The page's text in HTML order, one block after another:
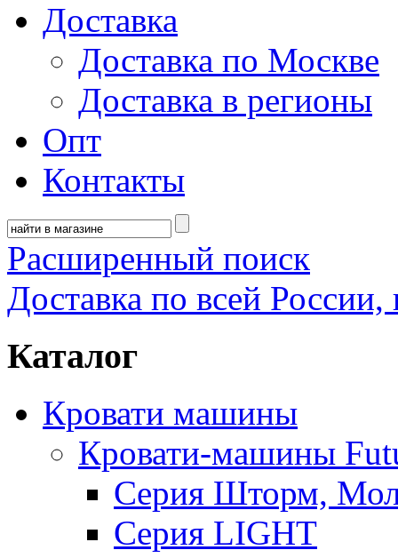
Доставка
Доставка по Москве
Доставка в регионы
Опт
Контакты
Расширенный поиск
Доставка по всей России,
Каталог
Кровати машины
Кровати-машины
Серия Шторм,
Серия LIGHT